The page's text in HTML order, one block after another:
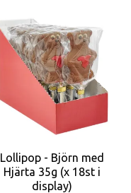
Lollipop - Björn med
Hjärta 35g (x 18st i
display)